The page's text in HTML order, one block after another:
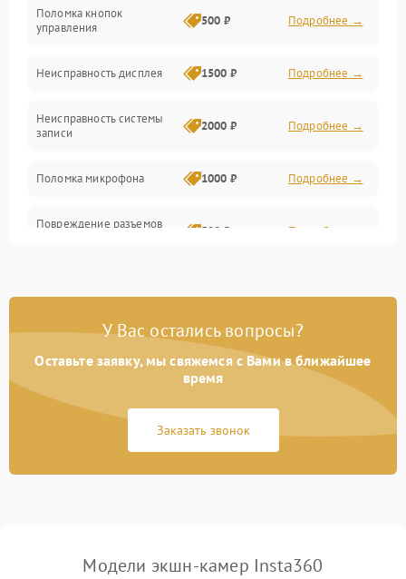
Управление
ПО
Корпус/Герметичность
Поломка кнопок
управления
500 ₽ Подробнее →
Неисправность дисплея 1500 ₽ Подробнее →
Неисправность системы
записи
2000 ₽ Подробнее →
Поломка микрофона 1000 ₽ Подробнее →
Повреждение разъемов
500 ₽ Подробнее →
стабилизации
1500 ₽
GPS
Подробнее →
Неисправность системы
1000 ₽
У Вас остались вопросы?
Оставьте заявку, мы свяжемся с Вами в ближайшее
время
Заказать звонок
Модели экшн-камер Insta360